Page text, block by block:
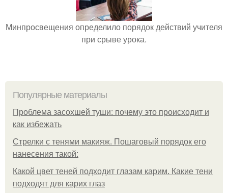
Минпросвещения определило порядок действий учителя
при срыве урока.
Популярные материалы
Проблема засохшей туши: почему это происходит и
как избежать
Стрелки с тенями макияж. Пошаговый порядок его
нанесения такой:
Какой цвет теней подходит глазам карим. Какие тени
подходят для карих глаз